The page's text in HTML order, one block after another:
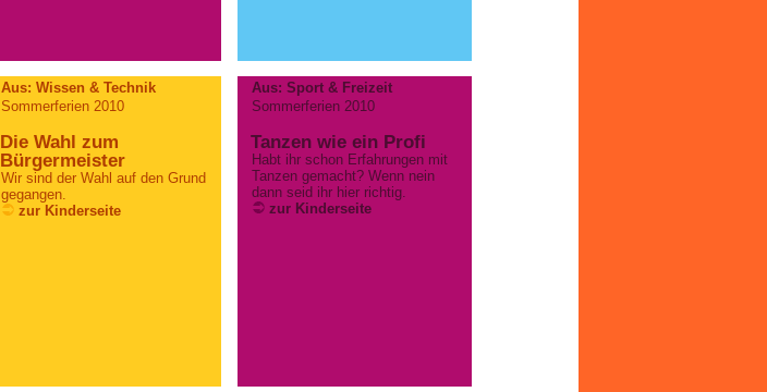
Aus: Wissen & Technik
Sommerferien 2010
Die Wahl zum
Bürgermeister
Wir sind der Wahl auf den Grund
gegangen.
zur Kinderseite
Aus: Sport & Freizeit
Sommerferien 2010
Tanzen wie ein Profi
Habt ihr schon Erfahrungen mit
Tanzen gemacht? Wenn nein
dann seid ihr hier richtig.
zur Kinderseite